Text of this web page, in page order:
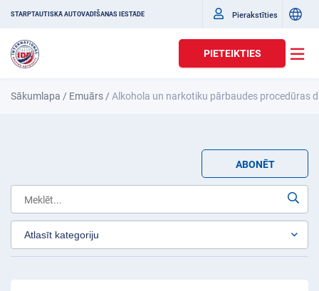
STARPTAUTISKĀ AUTOVADĪŠANAS IESTĀDE Pierakstīties
PIETEIKTIES
Sākumlapa / Emuārs /Alkohola un narkotiku pārbaudes procedūras
ABONĒT